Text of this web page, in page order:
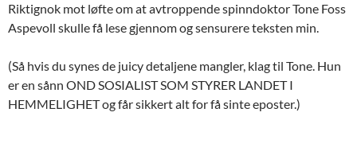
Riktignok mot løfte om at avtroppende spinndoktor Tone Foss
Aspevoll skulle få lese gjennom og sensurere teksten min.
(Så hvis du synes de juicy detaljene mangler, klag til Tone. Hun
er en sånn OND SOSIALIST SOM STYRER LANDET I
HEMMELIGHET og får sikkert alt for få sinte eposter.)